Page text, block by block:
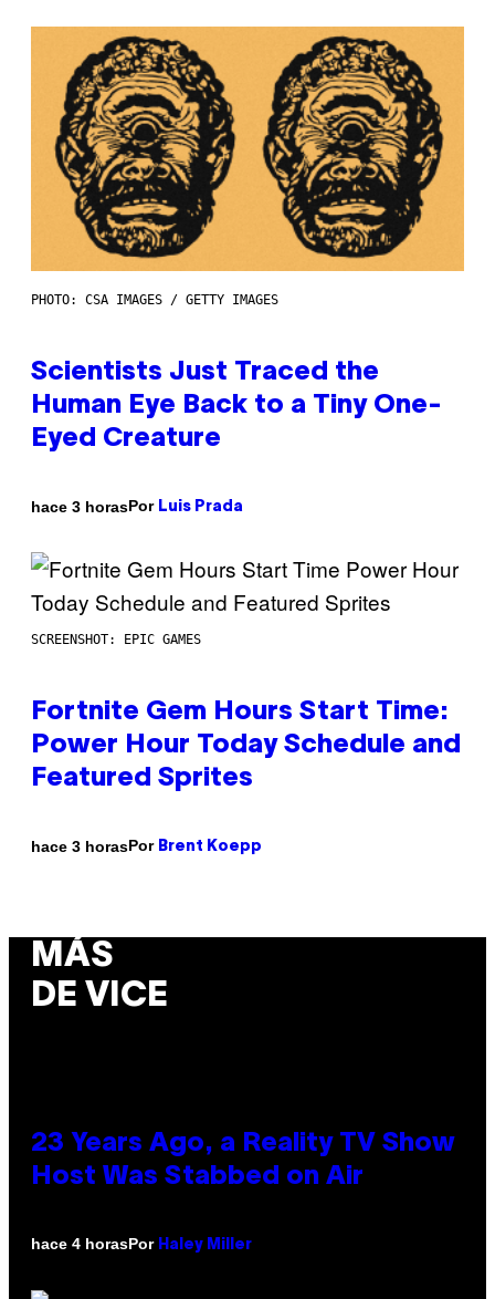
PHOTO: CSA IMAGES / GETTY IMAGES
Scientists Just Traced the
Human Eye Back to a Tiny One-
Eyed Creature
hace 3 horasPor Luis Prada
SCREENSHOT: EPIC GAMES
Fortnite Gem Hours Start Time:
Power Hour Today Schedule and
Featured Sprites
hace 3 horasPor Brent Koepp
MÁS
DE VICE
23 Years Ago, a Reality TV Show
Host Was Stabbed on Air
hace 4 horasPor Haley Miller